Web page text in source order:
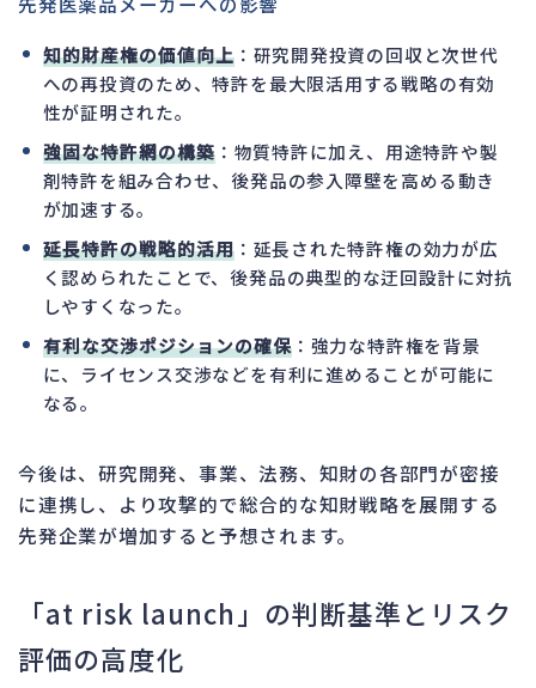
知的財産権の価値向上：研究開発投資の回収と次世代
への再投資のため、特許を最大限活用する戦略の有効
性が証明された。
強固な特許網の構築：物質特許に加え、用途特許や製
剤特許を組み合わせ、後発品の参入障壁を高める動き
が加速する。
延長特許の戦略的活用：延長された特許権の効力が広
く認められたことで、後発品の典型的な迂回設計に対抗
しやすくなった。
有利な交渉ポジションの確保：強力な特許権を背景
に、ライセンス交渉などを有利に進めることが可能に
なる。
今後は、研究開発、事業、法務、知財の各部門が密接
に連携し、より攻撃的で総合的な知財戦略を展開する
先発企業が増加すると予想されます。
「at risk launch」の判断基準とリスク
評価の高度化